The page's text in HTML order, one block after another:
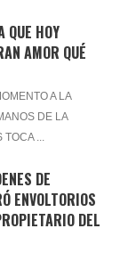
QUE HOY
AMOR QUÉ
A LA
DE LA
TOCA ...
DE
ENVOLTORIOS
DEL